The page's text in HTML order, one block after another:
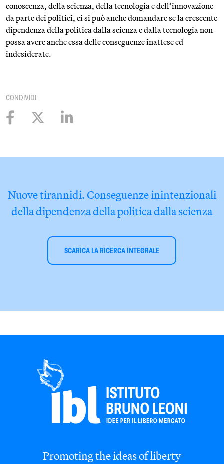
conoscenza, della scienza, della tecnologia e dell’innovazione
da parte dei politici, ci si può anche domandare se la crescente
dipendenza della politica dalla scienza e dalla tecnologia non
possa avere anche essa delle conseguenze inattese ed
indesiderate.
CONDIVIDI
Nuove tirannidi. Conseguenze inintenzionali
della dipendenza della politica dalla scienza
SCARICA LA RICERCA INTEGRALE
Promoting the ideas of liberty